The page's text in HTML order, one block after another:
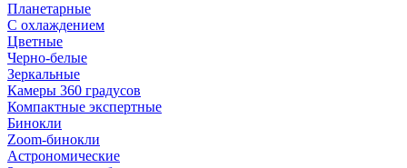
Планетарные
С охлаждением
Цветные
Черно-белые
Зеркальные
Камеры 360 градусов
Компактные экспертные
Бинокли
Zoom-бинокли
Астрономические